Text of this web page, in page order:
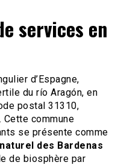
services en
d’Espagne,
du río Aragón, en
postal 31310,
Cette commune
se présente comme
des Bardenas
de biosphère par